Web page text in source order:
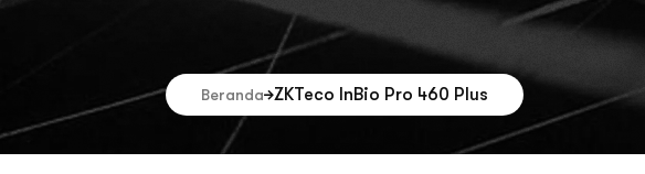
Beranda ZKTeco InBio Pro 460 Plus